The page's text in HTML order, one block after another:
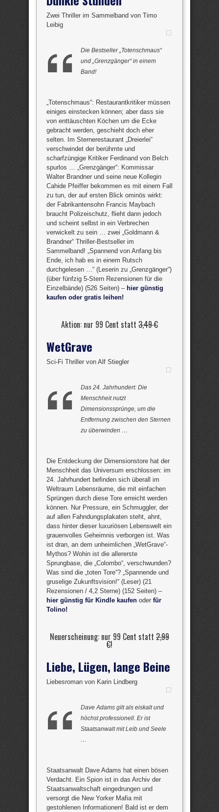
Zwei Thriller im Sammelband von Timo
Leibig
Die Bestseller „Totenschmaus“
und „Grenzgänger“ in einem
Band!
„Totenschmaus“: Restaurantkritiker müssen
einiges einstecken können; aber dass sie
von enttäuschten Köchen um die Ecke
gebracht werden, geschieht doch eher
selten. Im Sternerestaurant „Dreierlei“
verschwindet der berühmte und
scharfzüngige Kritiker Ferdinand von Belch
spurlos … „Grenzgänger“: Kommissar
Walter Brandner und seine neue Kollegin
Cahide Pfeiffer bekommen es mit einem Fall
zu tun, der auf ersten Blick ominös wirkt:
der Fabrikantensohn Francis Maybach
braucht Polizeischutz, flieht dann jedoch
und scheint selbst in ein Verbrechen
verwickelt zu sein … zwei „Goldmann &
Brandner“ Thriller-Bestseller im
Sammelband! „Spannend von Anfang bis
Ende, ich hab es in einem Rutsch
durchgelesen …“ (Leserin zu „Grenzgänger“)
(über fünfzig 5-Stern Rezensionen für die
Einzelbände) (526 Seiten) – hier günstig
kaufen oder gratis leihen!
Aktion: nur 99 Cent statt 3,49 €
WetGrave
Sci-Fi Thriller von Alf Stiegler
Das 24. Jahrhundert: Die
Menschheit nutzt
Dimensionssprünge, um die
Entfernung zwischen den Sternen
zu überwinden …
Die Entdeckung der Dimensionstore hat der
Menschheit das Universum erschlossen: im
24. Jahrhundert befinden sich überall im
Weltraum Lebensräume, die mit einfachen
Sprüngen durch diese Tore erreicht werden
können. Nur Pressure, ein Schmuggler, der
auf allen Fahndungsplakaten steht, ahnt,
dass hinter dieser luxuriösen Lebenswelt ein
grauenvolles Geheimnis verborgen ist. Was
ist dran, an dem unheimlichen „WetGrave“-
Mythos? Wohin ist die allererste
Sprungbase, die „Colombo“, verschwunden?
Was sind die „toten Tore“? „Spannende und
gruselige Zukunftsvision!“ (Leser) (21
Rezensionen / 4,2 Sterne) (152 Seiten) –
hier günstig für Kindle kaufen oder für
Tolino!
Neuerscheinung: nur 99 Cent statt 2,99
€!
Liebe, Lügen, lange Beine
Liebesroman von Karin Lindberg
Dave Adams gilt als eiskalt und
höchst professionell. Er ist
Staatsanwalt mit Leib und Seele
…
Staatsanwalt Dave Adams hat einen bösen
Verdacht. Ein Spion ist in das Archiv der
Staatsanwaltschaft eingedrungen und
versorgt die New Yorker Mafia mit
gestohlenen Informationen! Bald ist er dem